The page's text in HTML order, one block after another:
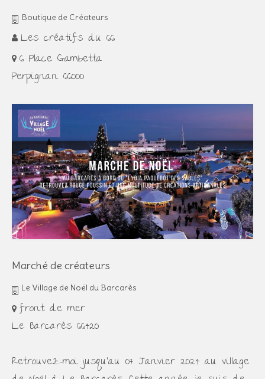
Boutique de Créateurs
Les créatifs du 66
6 Place Gambetta
Perpignan 66000
Marché de créateurs
Le Village de Noël du Barcarès
front de mer
Le Barcarès 66420
Retrouvez-moi jusqu'au 07 Janvier 2024 au village